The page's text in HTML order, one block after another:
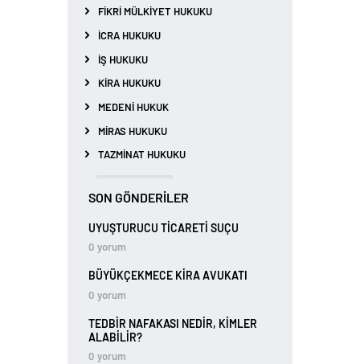
FIKRI MÜLKIYET HUKUKU
İCRA HUKUKU
İŞ HUKUKU
KIRA HUKUKU
MEDENI HUKUK
MIRAS HUKUKU
TAZMINAT HUKUKU
SON GÖNDERILER
UYUŞTURUCU TİCARETİ SUÇU
0 yorum
BÜYÜKÇEKMECE KIRA AVUKATI
0 yorum
TEDBIR NAFAKASI NEDIR, KIMLER
ALABILIR?
0 yorum